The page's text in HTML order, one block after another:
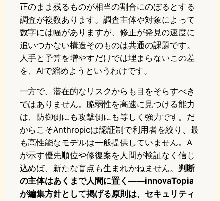
正のまま残るものが相当の割合にのぼるとする
調査が複数あります。調査主体や対象によって
数字には幅がありますが、修正が発見の速度に
追いつかない構造そのものは共通の課題です。
人手と予算を増やすだけでは埋まらないこの差
を、AIで縮めようというわけです。
一方で、潜在的なリスクからも目をそらすべき
ではありません。脆弱性を高速に見つける能力
は、防御側にも攻撃側にも等しく強力です。だ
からこそAnthropicは認証制で利用者を絞り、最
も高性能なモデルは一般提供していません。AI
が示す優先順位や修復案を人間が検証なく信じ
込めば、新たな盲点も生まれかねません。 判断
の主体はあくまで人間に置く——innovaTopia
が編集方針として掲げる原則は、セキュリティ